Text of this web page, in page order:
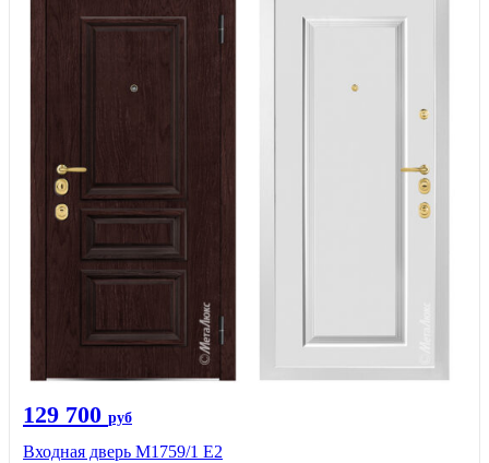
129 700 руб
Входная дверь М1759/1 Е2